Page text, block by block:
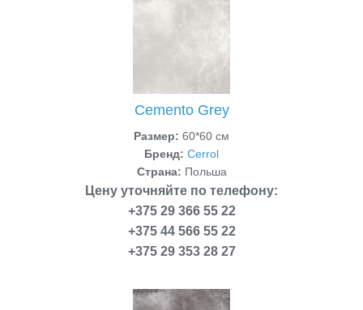
Cemento Grey
Размер: 60*60 см
Бренд: Cerrol
Страна: Польша
Цену уточняйте по телефону:
+375 29 366 55 22
+375 44 566 55 22
+375 29 353 28 27